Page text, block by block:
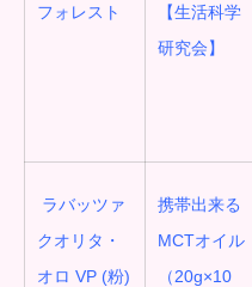
フォレスト
【生活科学
研究会】
ラバッツァ
クオリタ・
オロ VP (粉)
携帯出来る
MCTオイル
（20g×10